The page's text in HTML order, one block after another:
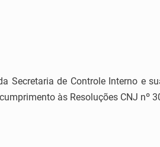
Secretaria de Controle Interno e
às Resoluções CNJ nº